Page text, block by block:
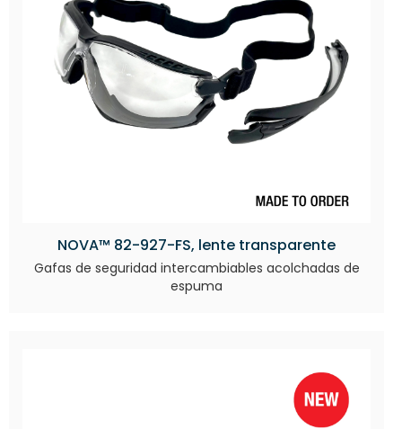
NOVA™ 82-927-FS, lente transparente
Gafas de seguridad intercambiables acolchadas de
espuma